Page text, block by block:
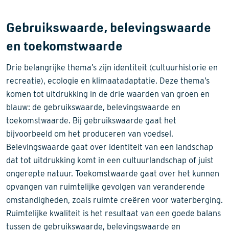
Gebruikswaarde, belevingswaarde
en toekomstwaarde
Drie belangrijke thema’s zijn identiteit (cultuurhistorie en
recreatie), ecologie en klimaatadaptatie. Deze thema’s
komen tot uitdrukking in de drie waarden van groen en
blauw: de gebruikswaarde, belevingswaarde en
toekomstwaarde. Bij gebruikswaarde gaat het
bijvoorbeeld om het produceren van voedsel.
Belevingswaarde gaat over identiteit van een landschap
dat tot uitdrukking komt in een cultuurlandschap of juist
ongerepte natuur. Toekomstwaarde gaat over het kunnen
opvangen van ruimtelijke gevolgen van veranderende
omstandigheden, zoals ruimte creëren voor waterberging.
Ruimtelijke kwaliteit is het resultaat van een goede balans
tussen de gebruikswaarde, belevingswaarde en